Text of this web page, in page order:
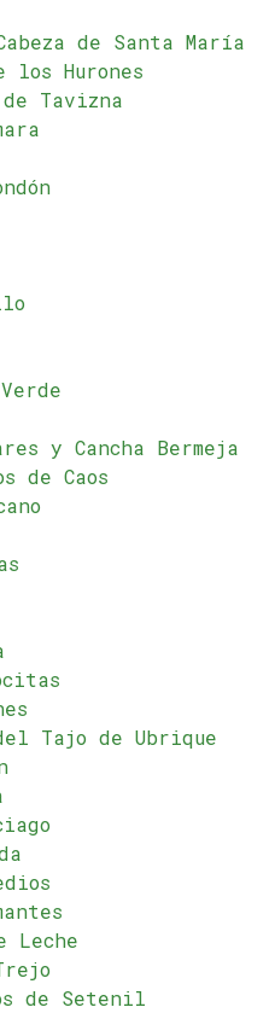
de Santa María
los Hurones
Tavizna
y Cancha Bermeja
de Caos
Tajo de Ubrique
Leche
de Setenil